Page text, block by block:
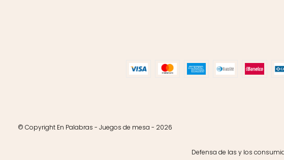
© Copyright En Palabras - Juegos de mesa - 2026
Defensa de las y los